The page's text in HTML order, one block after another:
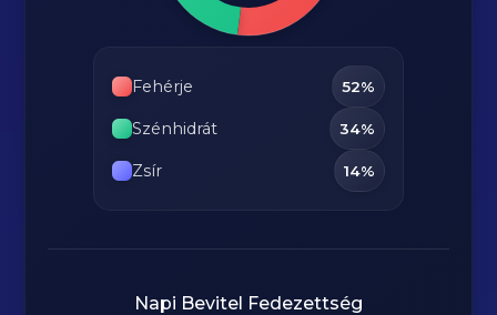
Fehérje 52%
Szénhidrát 34%
Zsír 14%
Napi Bevitel Fedezettség